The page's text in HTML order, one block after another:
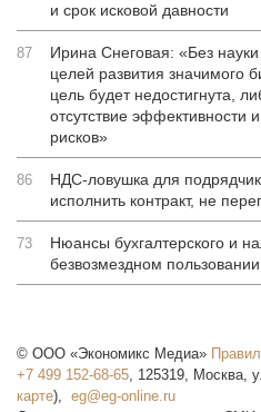
и срок исковой давности
87
Ирина Снеговая: «Без
целей развития значимого
цель будет недостигнута,
отсутствие эффективности
рисков»
86
НДС-ловушка для
исполнить контракт, не
73
Нюансы бухгалтерского и
безвозмездном
© ООО «Экономикс Медиа»
+7 499 152-68-65, 125319, Москва,
карте),